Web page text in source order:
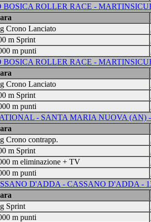
ROLLER RACE -
Crono Lanciato
m Sprint
m punti
ROLLER RACE -
Crono Lanciato
m Sprint
m punti
- SANTA MARIA NUOVA (AN) -
Crono contrapp.
m Sprint
m eliminazione + TV
m punti
D'ADDA - CASSANO D'ADDA -
Sprint
m punti